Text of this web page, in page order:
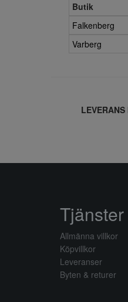
Butik
Falkenberg
Varberg
Tjänster
Allmänna villkor
Köpvillkor
Leveranser
Byten & returer